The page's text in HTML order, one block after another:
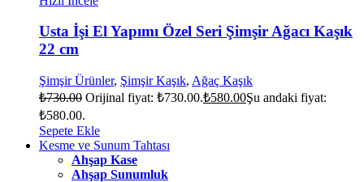
Usta İşi El Yapımı Özel Seri Şimşir Ağacı Kaşık
22 cm
Şimşir Ürünler, Şimşir Kaşık, Ağaç Kaşık
₺730.00 Orijinal fiyat: ₺730.00.₺580.00Şu andaki fiyat:
₺580.00.
Sepete Ekle
Kesme ve Sunum Tahtası
Ahşap Kase
Ahşap Sunumluk